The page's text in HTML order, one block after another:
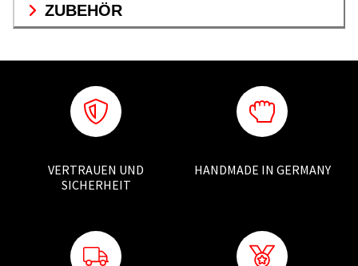
ZUBEHÖR
VERTRAUEN UND
SICHERHEIT
HANDMADE IN GERMANY